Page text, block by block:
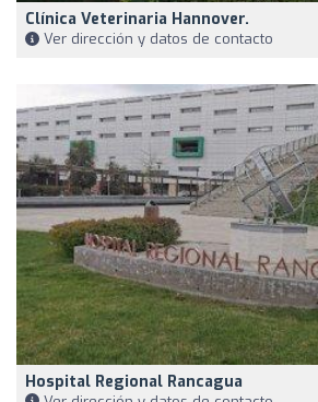
Clínica Veterinaria Hannover.
Ver dirección y datos de contacto
Hospital Regional Rancagua